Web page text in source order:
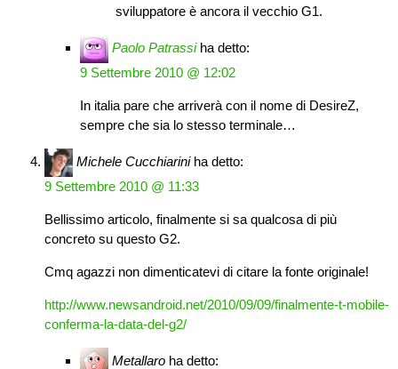
sviluppatore è ancora il vecchio G1.
Paolo Patrassi ha detto:
9 Settembre 2010 @ 12:02
In italia pare che arriverà con il nome di DesireZ,
sempre che sia lo stesso terminale…
Michele Cucchiarini ha detto:
9 Settembre 2010 @ 11:33
Bellissimo articolo, finalmente si sa qualcosa di più
concreto su questo G2.
Cmq agazzi non dimenticatevi di citare la fonte originale!
http://www.newsandroid.net/2010/09/09/finalmente-t-mobile-
conferma-la-data-del-g2/
Metallaro ha detto: